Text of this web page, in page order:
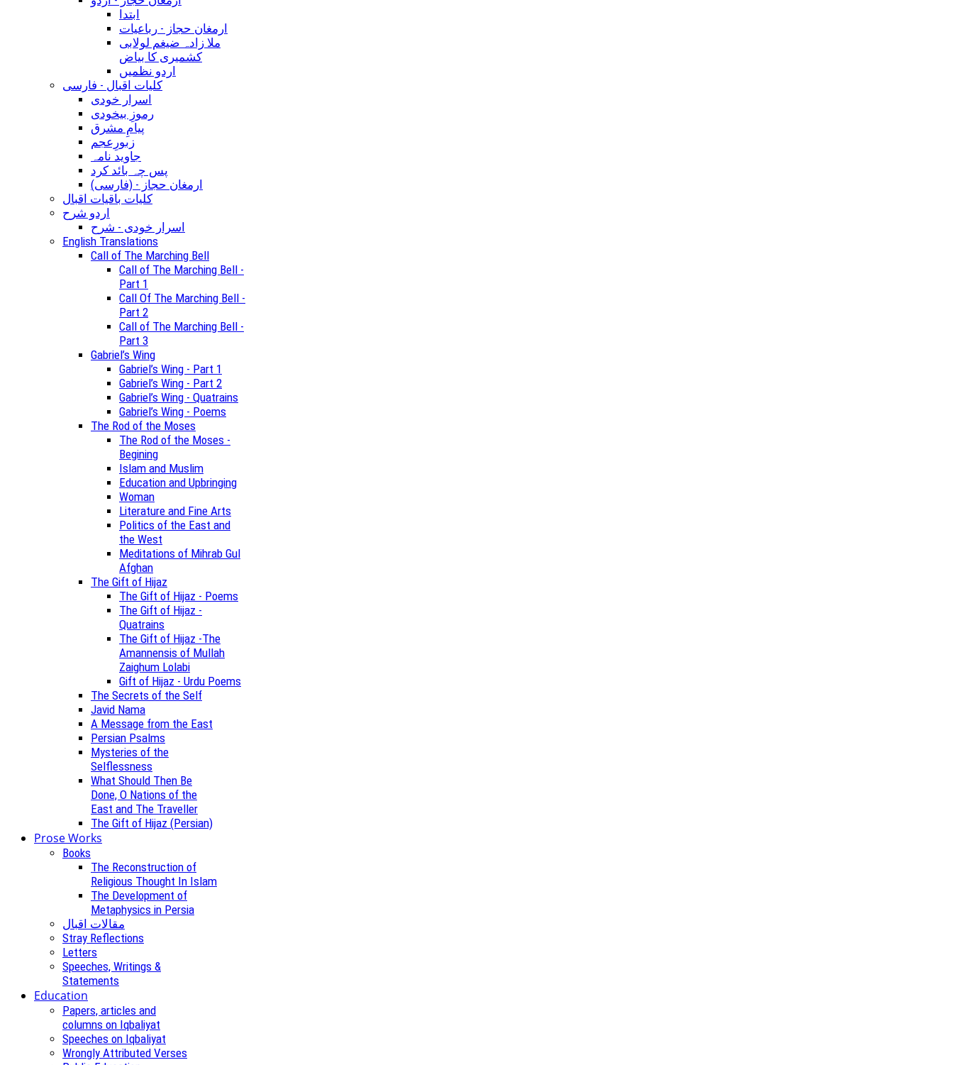
ابتدا
ارمغان حجاز - رباعیات
ملا زادہ ضیغم لولابی
کشمیری کا بیاض
اردو نظمیں
کلیات اقبال - فارسی
اسرار خودی
رموزِ بیخودی
پیامِ مشرق
زبورِعجم
جاوید نامہ
پس چہ بائد کرد
(ارمغان حجاز - (فارسی
کلیات باقیات اقبال
اردو شرح
اسرار خودی - شرح
English Translations
Call of The Marching Bell
Call of The Marching Bell -
Part 1
Call Of The Marching Bell -
Part 2
Call of The Marching Bell -
Part 3
Gabriel’s Wing
Gabriel’s Wing - Part 1
Gabriel’s Wing - Part 2
Gabriel’s Wing - Quatrains
Gabriel’s Wing - Poems
The Rod of the Moses
The Rod of the Moses -
Begining
Islam and Muslim
Education and Upbringing
Woman
Literature and Fine Arts
Politics of the East and
the West
Meditations of Mihrab Gul
Afghan
The Gift of Hijaz
The Gift of Hijaz - Poems
The Gift of Hijaz -
Quatrains
The Gift of Hijaz -The
Amannensis of Mullah
Zaighum Lolabi
Gift of Hijaz - Urdu Poems
The Secrets of the Self
Javid Nama
A Message from the East
Persian Psalms
Mysteries of the
Selflessness
What Should Then Be
Done, O Nations of the
East and The Traveller
The Gift of Hijaz (Persian)
Prose Works
Books
The Reconstruction of
Religious Thought In Islam
The Development of
Metaphysics in Persia
مقالات اقبال
Stray Reflections
Letters
Speeches, Writings &
Statements
Education
Papers, articles and
columns on Iqbaliyat
Speeches on Iqbaliyat
Wrongly Attributed Verses